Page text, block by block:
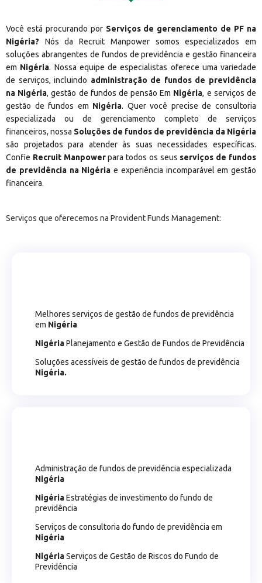
Você está procurando por Serviços de gerenciamento de PF na
Nigéria? Nós da Recruit Manpower somos especializados em
soluções abrangentes de fundos de previdência e gestão financeira
em Nigéria. Nossa equipe de especialistas oferece uma variedade
de serviços, incluindo administração de fundos de previdência
na Nigéria, gestão de fundos de pensão Em Nigéria, e serviços de
gestão de fundos em Nigéria. Quer você precise de consultoria
especializada ou de gerenciamento completo de serviços
financeiros, nossa Soluções de fundos de previdência da Nigéria
são projetados para atender às suas necessidades específicas.
Confie Recruit Manpowerpara todos os seus serviços de fundos
de previdência na Nigéria e experiência incomparável em gestão
financeira.
Serviços que oferecemos na Provident Funds Management:
Melhores serviços de gestão de fundos de previdência
em Nigéria
NigériaPlanejamento e Gestão de Fundos de Previdência
Soluções acessíveis de gestão de fundos de previdência
Nigéria.
Administração de fundos de previdência especializada
Nigéria
NigériaEstratégias de investimento do fundo de
previdência
Serviços de consultoria do fundo de previdência em
Nigéria
NigériaServiços de Gestão de Riscos do Fundo de
Previdência